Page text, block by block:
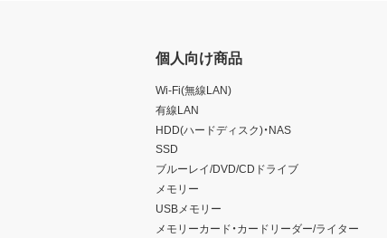
個人向け商品
Wi-Fi(無線LAN)
有線LAN
HDD(ハードディスク)・NAS
SSD
ブルーレイ/DVD/CDドライブ
メモリー
USBメモリー
メモリーカード・カードリーダー/ライター